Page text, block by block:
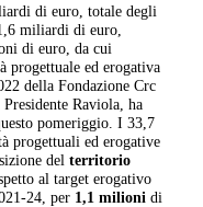
di euro, totale degli
miliardi di euro,
di euro, da cui
progettuale ed erogativa
della Fondazione Crc
Raviola, ha
pomeriggio. I 33,7
progettuali ed erogative
delterritorio
al target erogativo
24, per 1,1 milioni di